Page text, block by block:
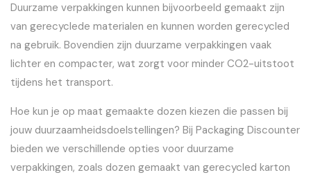
Duurzame verpakkingen kunnen bijvoorbeeld gemaakt zijn
van gerecyclede materialen en kunnen worden gerecycled
na gebruik. Bovendien zijn duurzame verpakkingen vaak
lichter en compacter, wat zorgt voor minder CO2-uitstoot
tijdens het transport.
Hoe kun je op maat gemaakte dozen kiezen die passen bij
jouw duurzaamheidsdoelstellingen? Bij Packaging Discounter
bieden we verschillende opties voor duurzame
verpakkingen, zoals dozen gemaakt van gerecycled karton